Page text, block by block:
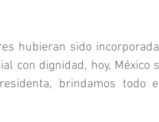
hubieran sido
con dignidad, hoy, México
brindamos todo